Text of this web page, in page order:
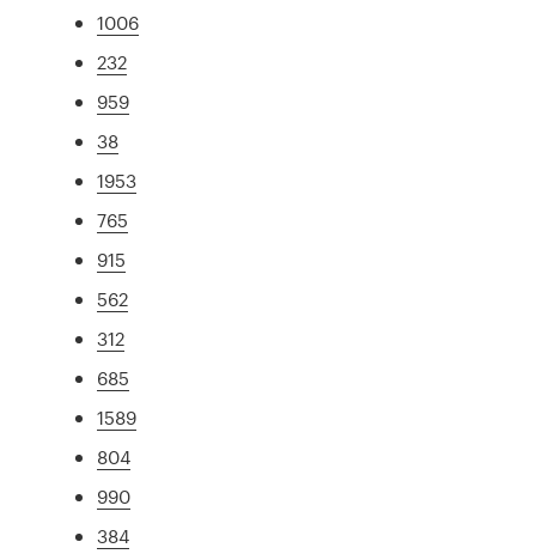
1006
232
959
38
1953
765
915
562
312
685
1589
804
990
384